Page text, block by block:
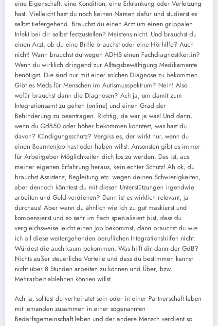
eine Eigenschaft, eine Kondition, eine Erkrankung oder Verletzung
hast. Vielleicht hast du noch keinen Namen dafür und studierst es
selbst tiefergehend. Brauchst du einen Arzt um einen grippalen
Infekt bei dir selbst festzustellen? Meistens nicht. Und brauchst du
einen Arzt, ob du eine Brille brauchst oder eine Hörhilfe? Auch
nicht! Wann brauchst du wegen ADHS einen Fachdiagnostiker:in?
Wenn du wirklich dringend zur Alltagsbewältigung Medikamente
benötigst. Die sind nur mit einer solchen Diagnose zu bekommen.
Gibt es Meds für Menschen im Autismusspektrum? Nein! Also
wofür brauchst dann die Diagnosen? Ach ja, um damit zum
Integrationsamt zu gehen (online) und einen Grad der
Behinderung zu beantragen. Richtig, da war ja was! Und dann,
wenn du GdB50 oder höher bekommen konntest, was hast du
davon? Kündigungsschutz? Vergiss es, der wirkt nur, wenn du
einen Beamtenjob hast oder haben willst. Ansonsten gibt es immer
für Arbeitgeber Möglichkeiten dich los zu werden. Das ist, aus
meiner eigenen Erfahrung heraus, kein echter Schutz! Ah ok, du
brauchst Assistenz, Begleitung etc. wegen deinen Schwierigkeiten,
aber dennoch könntest du mit diesen Unterstützungen irgendwie
arbeiten und Geld verdienen? Dann ist es wirklich relevant, ja
durchaus! Aber wenn du ähnlich wie ich zu gut maskierst und
kompensierst und so sehr im Fach spezialisiert bist, dass du
vergleichsweise leicht einen Job bekommst, dann brauchst du wie
ich all diese weitergehenden beruflichen Integrationshilfen nicht.
Würdest die auch kaum bekommen. Was hilft dir dann der GdB?
Nichts außer steuerliche Vorteile und dass du bestimmen kannst
nicht über 8 Stunden arbeiten zu können und Über, bzw.
Mehrarbeit ablehnen können willst.
Ach ja, solltest du verheiratet sein oder in einer Partnerschaft leben
mit jemanden zusammen in einer sogenannten
Bedarfsgemeinschaft leben und der andere Mensch verdient so